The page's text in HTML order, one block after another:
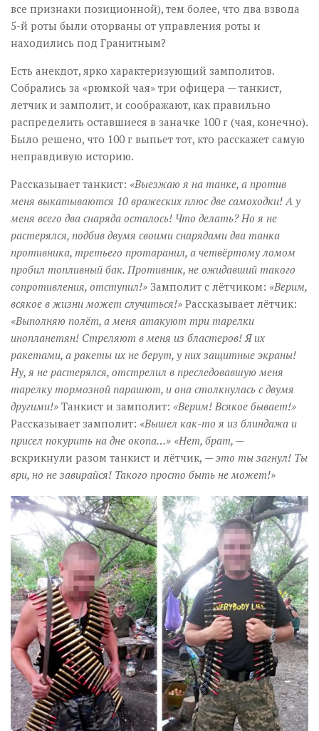
все признаки позиционной), тем более, что два взвода
5-й роты были оторваны от управления роты и
находились под Гранитным?
Есть анекдот, ярко характеризующий замполитов.
Собрались за «рюмкой чая» три офицера — танкист,
летчик и замполит, и соображают, как правильно
распределить оставшиеся в заначке 100 г (чая, конечно).
Было решено, что 100 г выпьет тот, кто расскажет самую
неправдивую историю.
Рассказывает танкист: «Выезжаю я на танке, а против
меня выкатываются 10 вражеских плюс две самоходки! А у
меня всего два снаряда осталось! Что делать? Но я не
растерялся, подбив двумя своими снарядами два танка
противника, третьего протаранил, а четвёртому ломом
пробил топливный бак. Противник, не ожидавший такого
сопротивления, отступил!» Замполит с лётчиком: «Верим,
всякое в жизни может случиться!» Рассказывает лётчик:
«Выполняю полёт, а меня атакуют три тарелки
инопланетян! Стреляют в меня из бластеров! Я их
ракетами, а ракеты их не берут, у них защитные экраны!
Ну, я не растерялся, отстрелил в преследовавшую меня
тарелку тормозной парашют, и она столкнулась с двумя
другими!» Танкист и замполит: «Верим! Всякое бывает!»
Рассказывает замполит: «Вышел как-то я из блиндажа и
присел покурить на дне окопа…» «Нет, брат, —
вскрикнули разом танкист и лётчик, — это ты загнул! Ты
ври, но не завирайся! Такого просто быть не может!»